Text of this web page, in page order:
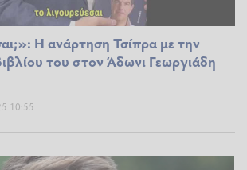
Η ανάρτηση Τσίπρα με την
του στον Άδωνι Γεωργιάδη
10:55